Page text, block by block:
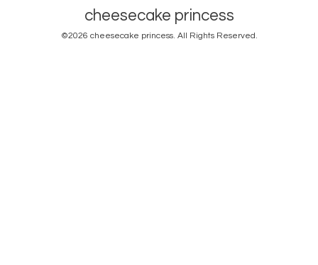
cheesecake princess
©2026 cheesecake princess. All Rights Reserved.